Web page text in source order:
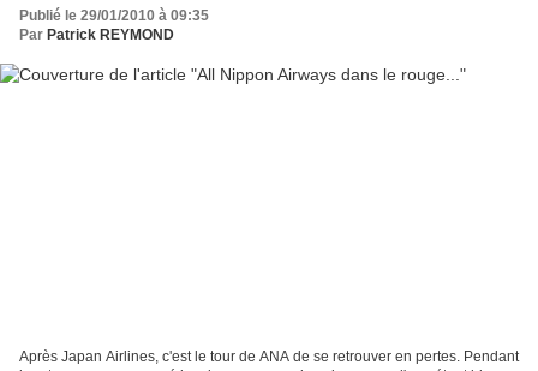
Publié le 29/01/2010 à 09:35
Par Patrick REYMOND
Après Japan Airlines, c'est le tour de ANA de se retrouver en pertes. Pendant